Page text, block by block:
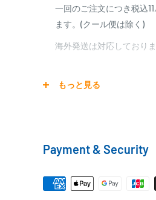
000,001円～09,999円
0 10,000円～29,999円
30,000円～99,999円
※商品の発送はお客様
一回のご注文につき税込
ます。(クール便は除く)
海外発送は対応しておりま
宅配便
梱包サイズが160cm以
もっと見る
Payment & Security